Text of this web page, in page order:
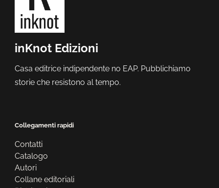
inKnot Edizioni
Casa editrice indipendente no EAP. Pubblichiamo
storie che resistono al tempo.
Collegamenti rapidi
Contatti
Catalogo
Autori
Collane editoriali